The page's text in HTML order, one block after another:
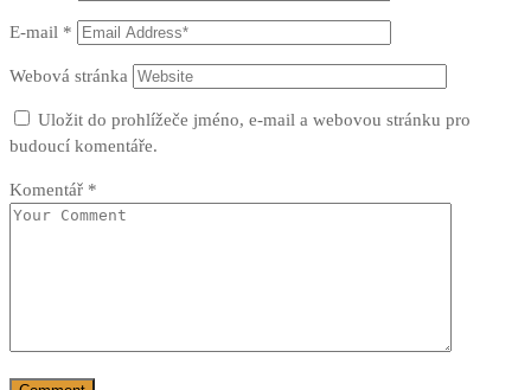
E-mail *
Webová stránka
Uložit do prohlížeče jméno, e-mail a webovou stránku pro
budoucí komentáře.
Komentář *